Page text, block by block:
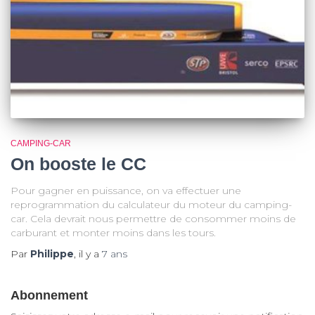
CAMPING-CAR
On booste le CC
Pour gagner en puissance, on va effectuer une
reprogrammation du calculateur du moteur du camping-
car. Cela devrait nous permettre de consommer moins de
carburant et monter moins dans les tours.
Par Philippe, il y a 7 ans
Abonnement